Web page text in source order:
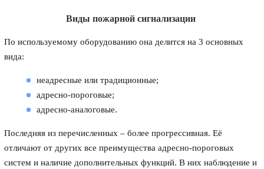
Виды пожарной сигнализации
По используемому оборудованию она делится на 3 основных
вида:
неадресные или традиционные;
адресно-пороговые;
адресно-аналоговые.
Последняя из перечисленных – более прогрессивная. Её
отличают от других все преимущества адресно-пороговых
систем и наличие дополнительных функций. В них наблюдение и